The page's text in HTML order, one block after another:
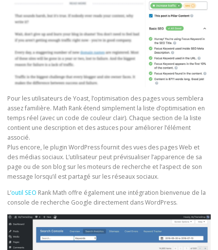
Pour les utilisateurs de Yoast, l’optimisation des pages vous semblera
assez familière. Math Rank étend simplement la liste d’optimisation en
temps réel (avec un code de couleur clair). Chaque section de la liste
contient une description et des astuces pour améliorer l’élément
associé.
Plus encore, le plugin WordPress fournit des vues des pages Web et
des médias sociaux. L’utilisateur peut prévisualiser l’apparence de sa
page ou de son blog sur les moteurs de recherche et l’aspect de son
message lorsqu’il est partagé sur les réseaux sociaux.
L’outil SEO Rank Math offre également une intégration bienvenue de la
console de recherche Google directement dans WordPress.